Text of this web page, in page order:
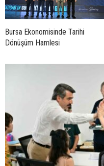
Bursa Ekonomisinde Tarihi
Dönüşüm Hamlesi